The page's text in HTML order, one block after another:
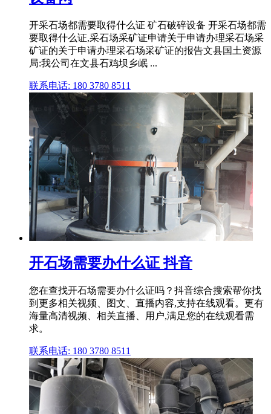
开采石场都需要取得什么证 矿石破碎设备 开采石场都需
要取得什么证,采石场采矿证申请关于申请办理采石场采
矿证的关于申请办理采石场采矿证的报告文县国土资源
局:我公司在文县石鸡坝乡岷 ...
联系电话: 180 3780 8511
开石场需要办什么证 抖音
您在查找开石场需要办什么证吗？抖音综合搜索帮你找
到更多相关视频、图文、直播内容,支持在线观看。更有
海量高清视频、相关直播、用户,满足您的在线观看需
求。
联系电话: 180 3780 8511